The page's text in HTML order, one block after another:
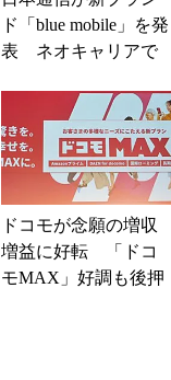
ド「blue mobile」を発
表 ネオキャリアで
ドコモが念願の増収
増益に好転 「ドコ
モMAX」好調も後押